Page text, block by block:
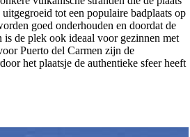
tot een populaire badplaats op
goed onderhouden en doordat de
de plek ook ideaal voor gezinnen met
Puerto del Carmen zijn de
het plaatsje de authentieke sfeer heeft